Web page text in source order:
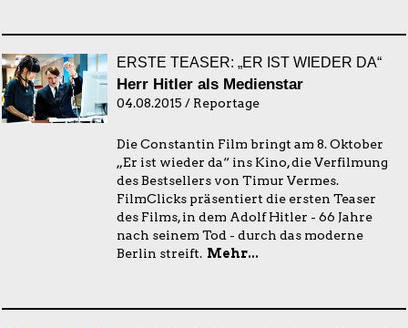
ERSTE TEASER: „ER IST WIEDER DA“
Herr Hitler als Medienstar
04.08.2015 / Reportage
Die Constantin Film bringt am 8. Oktober
„Er ist wieder da“ ins Kino, die Verfilmung
des Bestsellers von Timur Vermes.
FilmClicks präsentiert die ersten Teaser
des Films, in dem Adolf Hitler - 66 Jahre
nach seinem Tod - durch das moderne
Berlin streift. Mehr...